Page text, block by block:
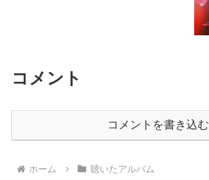
コメント
コメントを書き込む
ホーム 聴いたアルバム